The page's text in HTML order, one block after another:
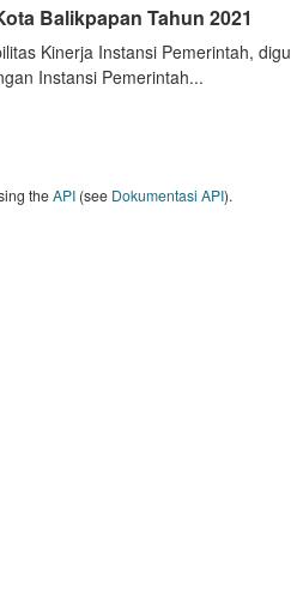
Balikpapan Tahun 2021
Kinerja Instansi Pemerintah,
Instansi Pemerintah...
theAPI(see Dokumentasi API).